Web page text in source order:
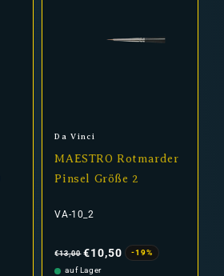
Anbieter:
Da Vinci
MAESTRO Rotmarder
Pinsel Größe 2
VA-10_2
Preis
€13,00 €10,50
-19%
auf Lager